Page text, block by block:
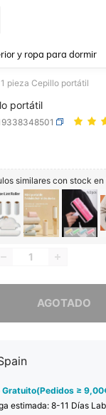
y ropa para dormir
1 pieza Cepillo portátil
portátil
AND
similares con stock en
AGOTADO
producto está agotado.
Gratuito(Pedidos ≥
estimada:8-11 Días